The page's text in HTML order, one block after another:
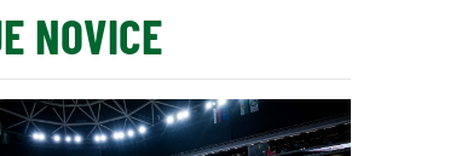
NOVICE